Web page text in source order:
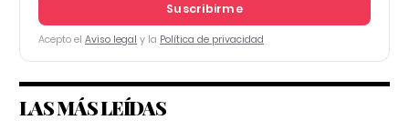
Suscribirme
Acepto el Aviso legal y la Política de privacidad
LAS MÁS LEÍDAS